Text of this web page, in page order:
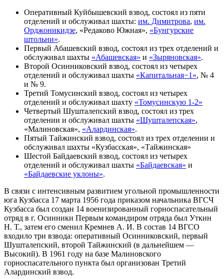
Оперативный Куйбышевский взвод, состоял из пяти
отделений и обслуживал шахты: им. Димитрова, им.
Орджоникидзе, «Редаково Южная», «Бунгурские
штольни».
Первый Абашевский взвод, состоял из трех отделений и
обслуживал шахты «Абашевская» и «Зыряновская».
Второй Осинниковский взвод, состоял из четырех
отделений и обслуживал шахты «Капитальная−1», № 4
и № 9.
Третий Томусинский взвод, состоял из четырех
отделений и обслуживал шахту «Томусинскую 1-2»
Четвертый Шушталепский взвод, состоял из трех
отделении и обслуживал шахты «Шушталепская»,
«Малиновская», «Алардинская».
Пятый Тайжинский взвод, состоял из трех отделении и
обслуживал шахты «Кузбасская», «Тайжинская»
Шестой Байдаевский взвод, состоял из четырех
отделений и обслуживал шахты «Байдаевская» и
«Байдаевские уклоны».
В связи с интенсивным развитием угольной промышленности
юга Кузбасса 17 марта 1956 года приказом начальника ВГСЧ
Кузбасса был создан 14 военизированный горноспасательный
отряд в г. Осинники Первым командиром отряда был Уткин
Н. Т., затем его сменил Кремнев А. И. В состав 14 ВГСО
входило три взвода: оперативный Осинниковский, первый
Шушталепский, второй Тайжинский (в дальнейшем —
Высокий). В 1961 году на базе Малиновского
горноспасательного пункта был организован Третий
Алардинский взвод.